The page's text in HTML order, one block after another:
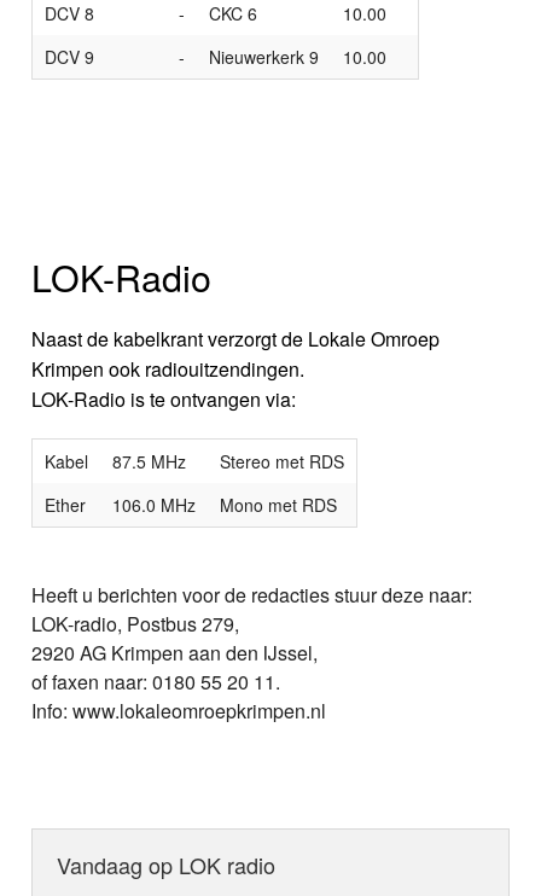
DCV 8
- CKC 6
10.00
DCV 9
- Nieuwerkerk 9 10.00
LOK-Radio
Naast de kabelkrant verzorgt de Lokale Omroep
Krimpen ook radiouitzendingen.
LOK-Radio is te ontvangen via:
Kabel 87.5 MHz
Stereo met RDS
Ether
106.0 MHz Mono met RDS
Heeft u berichten voor de redacties stuur deze naar:
LOK-radio, Postbus 279,
2920 AG Krimpen aan den IJssel,
of faxen naar: 0180 55 20 11.
Info: www.lokaleomroepkrimpen.nl
Vandaag op LOK radio